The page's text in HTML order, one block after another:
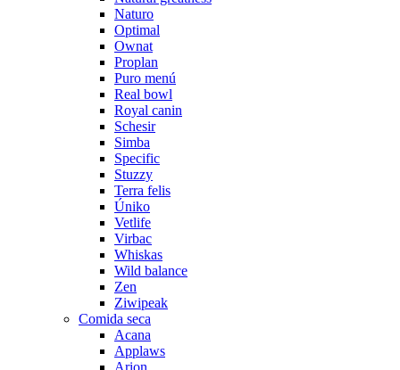
Naturo
Optimal
Ownat
Proplan
Puro menú
Real bowl
Royal canin
Schesir
Simba
Specific
Stuzzy
Terra felis
Úniko
Vetlife
Virbac
Whiskas
Wild balance
Zen
Ziwipeak
Comida seca
Acana
Applaws
Arion